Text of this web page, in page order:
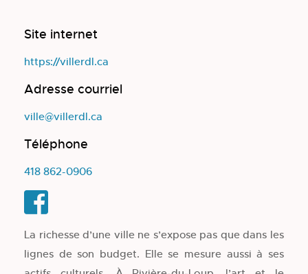
Site internet
https://villerdl.ca
Adresse courriel
ville@villerdl.ca
Téléphone
418 862-0906
La richesse d’une ville ne s’expose pas que dans les
lignes de son budget. Elle se mesure aussi à ses